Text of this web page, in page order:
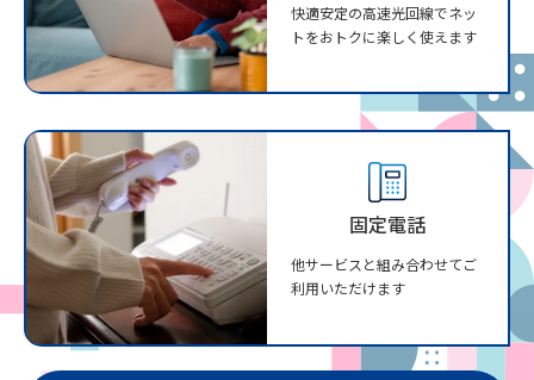
快適安定の高速光回線でネッ
トをおトクに楽しく使えます
固定電話
他サービスと組み合わせてご
利用いただけます